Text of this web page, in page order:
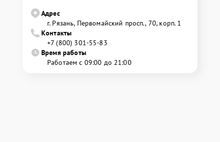
Адрес
г. Рязань, Первомайский просп., 70, корп. 1
Контакты
+7 (800) 301-55-83
Время работы
Работаем с 09:00 до 21:00